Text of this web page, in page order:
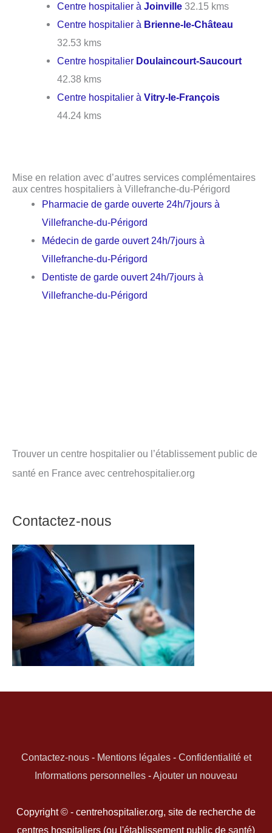
Centre hospitalier àJoinville 32.15 kms
Centre hospitalier à Brienne-le-Château
32.53 kms
Centre hospitalier Doulaincourt-Saucourt
42.38 kms
Centre hospitalier àVitry-le-François
44.24 kms
Mise en relation avec d’autres services complémentaires
aux centres hospitaliers à Villefranche-du-Périgord
Pharmacie de garde ouverte 24h/7jours à
Villefranche-du-Périgord
Médecin de garde ouvert 24h/7jours à
Villefranche-du-Périgord
Dentiste de garde ouvert 24h/7jours à
Villefranche-du-Périgord
Trouver un centre hospitalier ou l’établissement public de
santé en France avec centrehospitalier.org
Contactez-nous
Contactez-nous- Mentions légales- Confidentialité et
Informations personnelles -Ajouter un nouveau
Copyright © - centrehospitalier.org, site de recherche de
centres hospitaliers (ou l'établissement public de santé)